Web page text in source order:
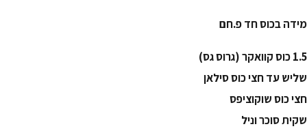
מידה בכוס חד פ.חם
1.5 כוס קוואקר (גרוס גס)
שליש עד חצי כוס סילאן
חצי כוס שוקוציפס
שקית סוכר וניל